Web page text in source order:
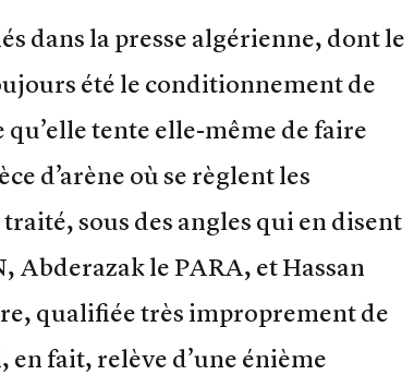
dans la presse algérienne, dont le
été le conditionnement de
tente elle-même de faire
d’arène où se règlent les
sous des angles qui en disent
Abderazak le PARA, et Hassan
qualifiée très improprement de
en fait, relève d’une énième